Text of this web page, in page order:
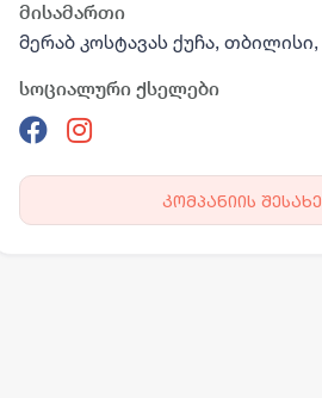
მისამართი
მერაბ კოსტავას ქუჩა,
სოციალური ქსელები
კომპანიის
არგო AI